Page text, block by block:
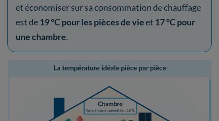
et économiser sur sa consommation de chauffage
est de19 °C pour les pièces de vieet 17 °C pour
une chambre.